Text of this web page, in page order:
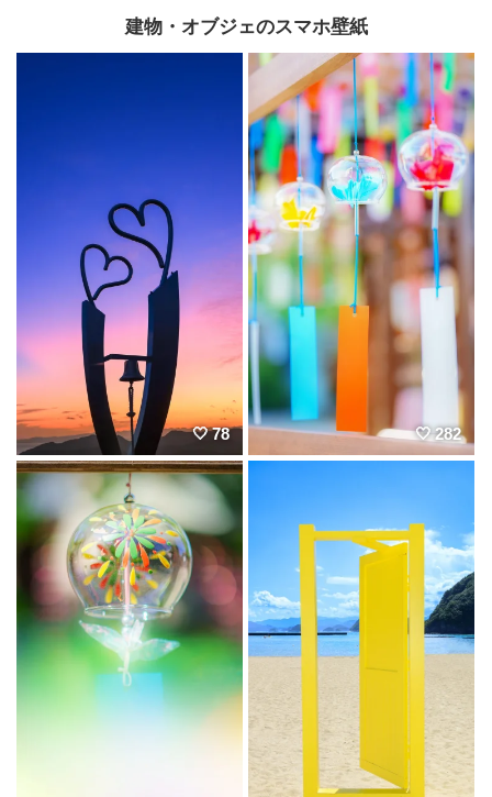
建物・オブジェのスマホ壁紙
78 282